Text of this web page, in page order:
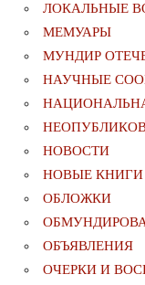
ЛОКАЛЬНЫЕ
МЕМУАРЫ
МУНДИР
НАУЧНЫЕ
НОВОСТИ
НОВЫЕ КНИГИ
ОБЛОЖКИ
ОБЪЯВЛЕНИЯ
ОЧЕРКИ И